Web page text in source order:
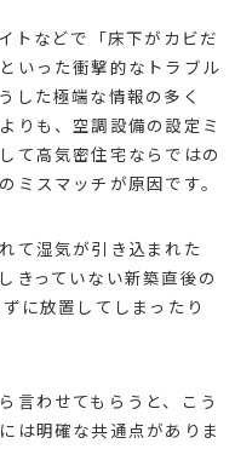
トなどで「床下がカビだ
いった衝撃的なトラブル
した極端な情報の多く
りも、空調設備の設定ミ
て高気密住宅ならではの
ミスマッチが原因です。
て湿気が引き込まれた
きっていない新築直後の
に放置してしまったり
言わせてもらうと、こう
は明確な共通点がありま